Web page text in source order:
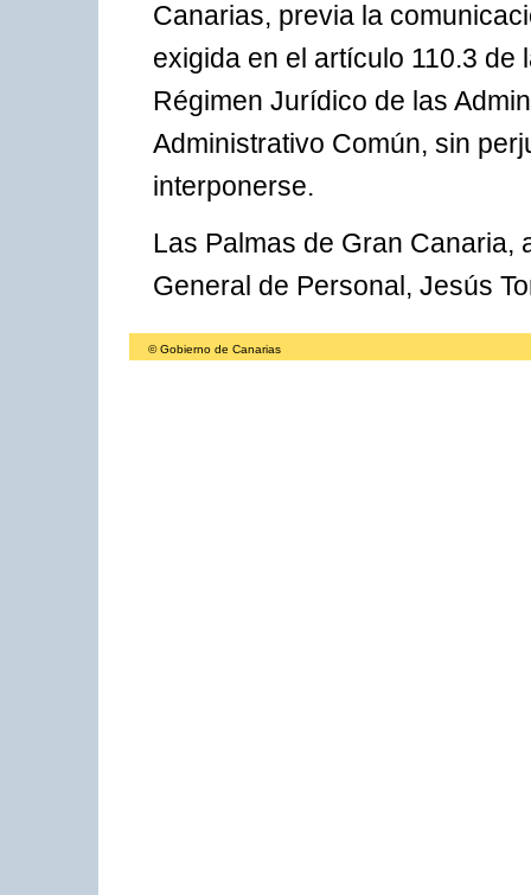
Canarias, previa la
exigida en el artículo 110.3 de
Régimen Jurídico de las
Administrativo Común, sin
interponerse.
Las Palmas de Gran Canaria,
General de Personal, Jesús
© Gobierno de Canarias